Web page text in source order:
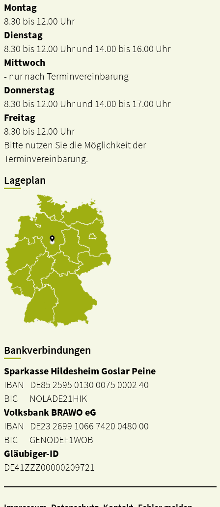
Montag
8.30 bis 12.00 Uhr
Dienstag
8.30 bis 12.00 Uhr und 14.00 bis 16.00 Uhr
Mittwoch
- nur nach Terminvereinbarung
Donnerstag
8.30 bis 12.00 Uhr und 14.00 bis 17.00 Uhr
Freitag
8.30 bis 12.00 Uhr
Bitte nutzen Sie die Möglichkeit der
Terminvereinbarung.
Lageplan
Bankverbindungen
Sparkasse Hildesheim Goslar Peine
IBAN DE85 2595 0130 0075 0002 40
BIC NOLADE21HIK
Volksbank BRAWO eG
IBAN DE23 2699 1066 7420 0480 00
BIC GENODEF1WOB
Gläubiger-ID
DE41ZZZ00000209721